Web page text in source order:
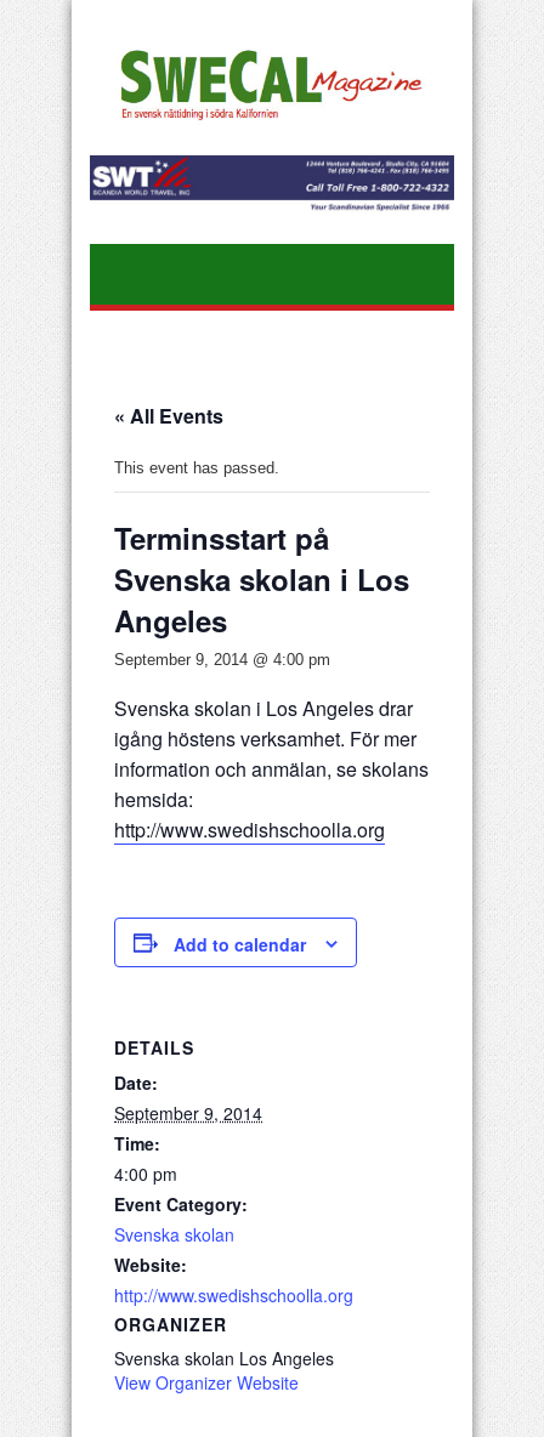
« All Events
This event has passed.
Terminsstart på
Svenska skolan i Los
Angeles
September 9, 2014 @ 4:00 pm
Svenska skolan i Los Angeles drar
igång höstens verksamhet. För mer
information och anmälan, se skolans
hemsida:
http://www.swedishschoolla.org
Add to calendar
DETAILS
Date:
September 9, 2014
Time:
4:00 pm
Event Category:
Svenska skolan
Website:
http://www.swedishschoolla.org
ORGANIZER
Svenska skolan Los Angeles
View Organizer Website